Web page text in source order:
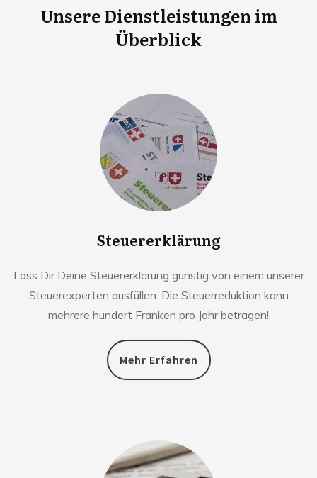
Unsere Dienstleistungen im
Überblick
Steuererklärung
Lass Dir Deine Steuererklärung günstig von einem unserer
Steuerexperten ausfüllen. Die Steuerreduktion kann
mehrere hundert Franken pro Jahr betragen!
Mehr Erfahren